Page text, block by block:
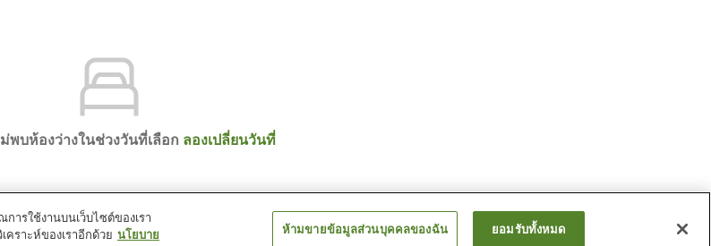
พบห้องว่างในช่วงวันที่เลือก ลองเปลี่ยนวันที่
ารใช้งานบนเว็บไซต์ของเรา
ราะห์ของเราอีกด้วย นโยบาย
ห้ามขายข้อมูลส่วนบุคคลของฉัน ยอมรับทั้งหมด